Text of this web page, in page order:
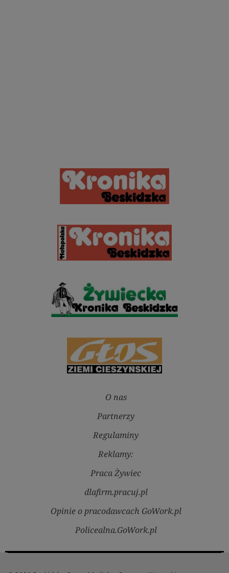
O nas
Partnerzy
Regulaminy
Reklamy:
Praca Żywiec
dlafirm.pracuj.pl
Opinie o pracodawcach GoWork.pl
Policealna.GoWork.pl